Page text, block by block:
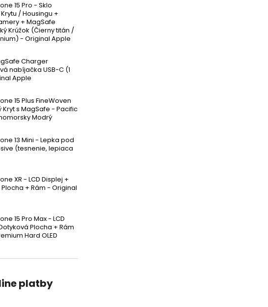
15 Pro - Sklo
/ Housingu +
+ MagSafe
Krúžok (Čierny titán /
- Original Apple
Charger
nabíjačka USB-C (1
Apple
15 Plus FineWoven
Kryt s MagSafe - Pacific
Modrý
13 Mini - Lepka pod
(tesnenie, lepiaca
XR - LCD Displej +
+ Rám - Original
15 Pro Max - LCD
Plocha + Rám
Hard OLED
platby